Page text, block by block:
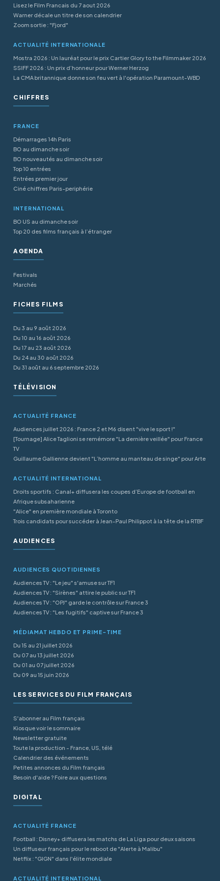
Lisez le Film Francais du 7 aout 2026
Warner décale un titre de son calendrier
Zoom sortie : "Fjord"
ACTUALITÉ INTERNATIONALE
Mostra 2026 : Un lauréat pour le prix Cartier Glory to the Filmmaker 2026
SSIFF 2026 : Un prix d’honneur pour Werner Herzog
La CMA britannique donne son feu vert à l'opération Paramount-WBD
CHIFFRES
FRANCE
Démarrages 14h Paris
BO au dimanche soir
BO nouveautés au dimanche soir
Top 10 entrées
Entrées premier jour
Ciné chiffres Paris-periphérie
INTERNATIONAL
BO US au dimanche soir
Top 20 des films français à l’étranger
AGENDA
Festivals
Marchés
FICHES FILMS
Du 3 au 9 août 2026
Du 10 au 16 août 2026
Du 17 au 23 août 2026
Du 24 au 30 août 2026
Du 31 août au 6 septembre 2026
TÉLÉVISION
ACTUALITÉ FRANCE
Audiences juillet 2026 : France 2 et M6 disent "vive le sport !"
[Tournage] Alice Taglioni se remémore "La dernière veillée" pour France
TV
Guillaume Gallienne devient "L’homme au manteau de singe" pour Arte
ACTUALITÉ INTERNATIONAL
Droits sportifs : Canal+ diffusera les coupes d’Europe de football en
Afrique subsaharienne
"Alice" en première mondiale à Toronto
Trois candidats pour succéder à Jean-Paul Philippot à la tête de la RTBF
AUDIENCES
AUDIENCES QUOTIDIENNES
Audiences TV : "Le jeu" s'amuse sur TF1
Audiences TV : "Sirènes" attire le public sur TF1
Audiences TV : "OPJ" garde le contrôle sur France 3
Audiences TV : "Les fugitifs" captive sur France 3
MÉDIAMAT HEBDO ET PRIME-TIME
Du 15 au 21 juillet 2026
Du 07 au 13 juillet 2026
Du 01 au 07 juillet 2026
Du 09 au 15 juin 2026
LES SERVICES DU FILM FRANÇAIS
S'abonner au Film français
Kiosque voir le sommaire
Newsletter gratuite
Toute la production - France, US, télé
Calendrier des événements
Petites annonces du Film français
Besoin d'aide ? Foire aux questions
DIGITAL
ACTUALITÉ FRANCE
Football : Disney+ diffusera les matchs de La Liga pour deux saisons
Un diffuseur français pour le reboot de "Alerte à Malibu"
Netflix : "GIGN" dans l'élite mondiale
ACTUALITÉ INTERNATIONAL